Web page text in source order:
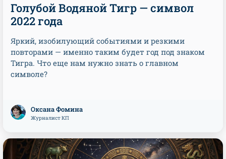
Голубой Водяной Тигр — символ
2022 года
Яркий, изобилующий событиями и резкими
повторами — именно таким будет год под знаком
Тигра. Что еще нам нужно знать о главном
символе?
Оксана Фомина
Журналист КП